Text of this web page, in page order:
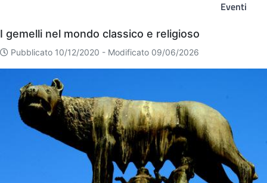
Eventi
Eventi
I gemelli nel mondo classico e religioso
Pubblicato 10/12/2020 - Modificato 09/06/2026